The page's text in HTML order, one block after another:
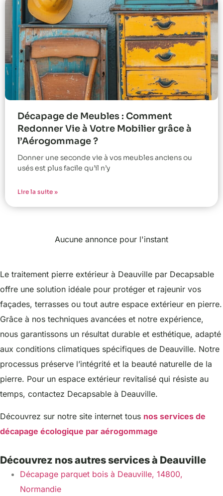
Décapage de Meubles : Comment
Redonner Vie à Votre Mobilier grâce à
l’Aérogommage ?
Donner une seconde vie à vos meubles anciens ou
usés est plus facile qu’il n’y
Lire la suite »
Aucune annonce pour l'instant
Le traitement pierre extérieur à Deauville par Decapsable
offre une solution idéale pour protéger et rajeunir vos
façades, terrasses ou tout autre espace extérieur en pierre.
Grâce à nos techniques avancées et notre expérience,
nous garantissons un résultat durable et esthétique, adapté
aux conditions climatiques spécifiques de Deauville. Notre
processus préserve l’intégrité et la beauté naturelle de la
pierre. Pour un espace extérieur revitalisé qui résiste au
temps, contactez Decapsable à Deauville.
Découvrez sur notre site internet tous nos services de
décapage écologique par aérogommage
Découvrez nos autres services à Deauville
Décapage parquet bois à Deauville, 14800,
Normandie